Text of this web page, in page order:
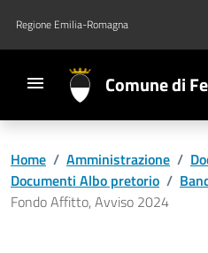
Vai al contenuto principale
Vai al footer
Regione Emilia-Romagna
Comune di
Home / Amministrazione /
Documenti Albo pretorio /
Fondo Affitto, Avviso 2024